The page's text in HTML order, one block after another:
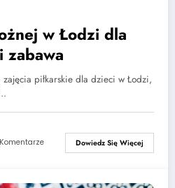
w Łodzi dla
zajęcia piłkarskie dla dzieci w Łodzi,
Dowiedz Się Więcej